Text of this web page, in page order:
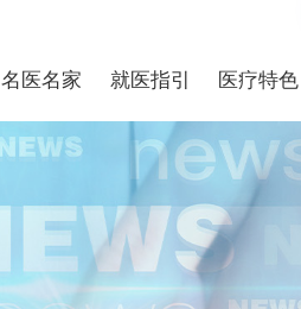
名医名家 就医指引 医疗特色